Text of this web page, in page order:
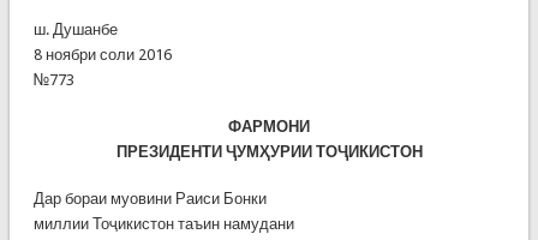
ш. Душанбе
8 ноябри соли 2016
№773
ФАРМОНИ
ПРЕЗИДЕНТИ ҶУМҲУРИИ ТОҶИКИСТОН
Дар бораи муовини Раиси Бонки
миллии Тоҷикистон таъин намудани